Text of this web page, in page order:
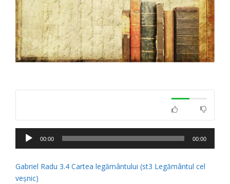
Player
audio
00:00 00:00
Gabriel Radu 3.4 Cartea legământului (st3 Legământul cel
veşnic)